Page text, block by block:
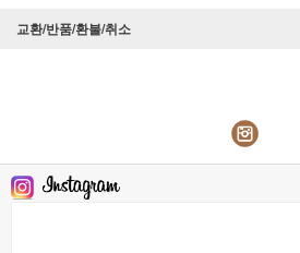
교환/반품/환불/취소